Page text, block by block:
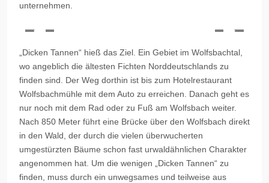
unternehmen.
„Dicken Tannen“ hieß das Ziel. Ein Gebiet im Wolfsbachtal,
wo angeblich die ältesten Fichten Norddeutschlands zu
finden sind. Der Weg dorthin ist bis zum Hotelrestaurant
Wolfsbachmühle mit dem Auto zu erreichen. Danach geht es
nur noch mit dem Rad oder zu Fuß am Wolfsbach weiter.
Nach 850 Meter führt eine Brücke über den Wolfsbach direkt
in den Wald, der durch die vielen überwucherten
umgestürzten Bäume schon fast urwaldähnlichen Charakter
angenommen hat. Um die wenigen „Dicken Tannen“ zu
finden, muss durch ein unwegsames und teilweise aus